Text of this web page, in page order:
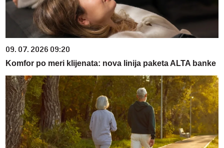
09. 07. 2026 09:20
Komfor po meri klijenata: nova linija paketa ALTA banke